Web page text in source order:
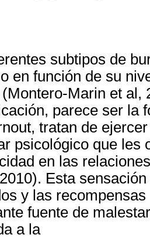
subtipos de
en función de su
Marin et al,
parece ser la
tratan de
psicológico que les
en las
Esta
y las
fuente de
a la